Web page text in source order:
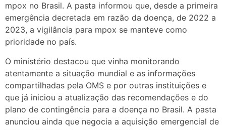
mpox no Brasil. A pasta informou que, desde a primeira
emergência decretada em razão da doença, de 2022 a
2023, a vigilância para mpox se manteve como
prioridade no país.
O ministério destacou que vinha monitorando
atentamente a situação mundial e as informações
compartilhadas pela OMS e por outras instituições e
que já iniciou a atualização das recomendações e do
plano de contingência para a doença no Brasil. A pasta
anunciou ainda que negocia a aquisição emergencial de